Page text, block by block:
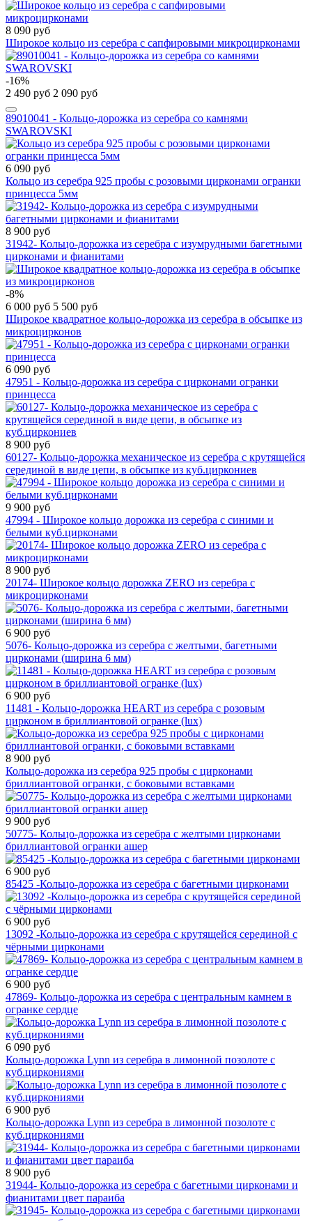
8 090 руб
Широкое кольцо из серебра с сапфировыми микроцирконами
-16%
2 490 руб 2 090 руб
89010041 - Кольцо-дорожка из серебра со камнями
SWAROVSKI
6 090 руб
Кольцо из серебра 925 пробы с розовыми цирконами огранки
принцесса 5мм
8 900 руб
31942- Кольцо-дорожка из серебра с изумрудными багетными
цирконами и фианитами
-8%
6 000 руб 5 500 руб
Широкое квадратное кольцо-дорожка из серебра в обсыпке из
микроцирконов
6 090 руб
47951 - Кольцо-дорожка из серебра с цирконами огранки
принцесса
8 900 руб
60127- Кольцо-дорожка механическое из серебра с крутящейся
серединой в виде цепи, в обсыпке из куб.циркониев
9 900 руб
47994 - Широкое кольцо дорожка из серебра с синими и
белыми куб.цирконами
8 900 руб
20174- Широкое кольцо дорожка ZERO из серебра с
микроцирконами
6 900 руб
5076- Кольцо-дорожка из серебра с желтыми, багетными
цирконами (ширина 6 мм)
6 900 руб
11481 - Кольцо-дорожка HEART из серебра c розовым
цирконом в бриллиантовой огранке (lux)
8 900 руб
Кольцо-дорожка из серебра 925 пробы с цирконами
бриллиантовой огранки, с боковыми вставками
9 900 руб
50775- Кольцо-дорожка из серебра с желтыми цирконами
бриллиантовой огранки ашер
6 900 руб
85425 -Кольцо-дорожка из серебра с багетными цирконами
6 900 руб
13092 -Кольцо-дорожка из серебра с крутящейся серединой с
чёрными цирконами
6 900 руб
47869- Кольцо-дорожка из серебра с центральным камнем в
огранке сердце
6 090 руб
Кольцо-дорожка Lynn из серебра в лимонной позолоте с
куб.циркониями
6 900 руб
Кольцо-дорожка Lynn из серебра в лимонной позолоте с
куб.циркониями
8 900 руб
31944- Кольцо-дорожка из серебра с багетными цирконами и
фианитами цвет параиба